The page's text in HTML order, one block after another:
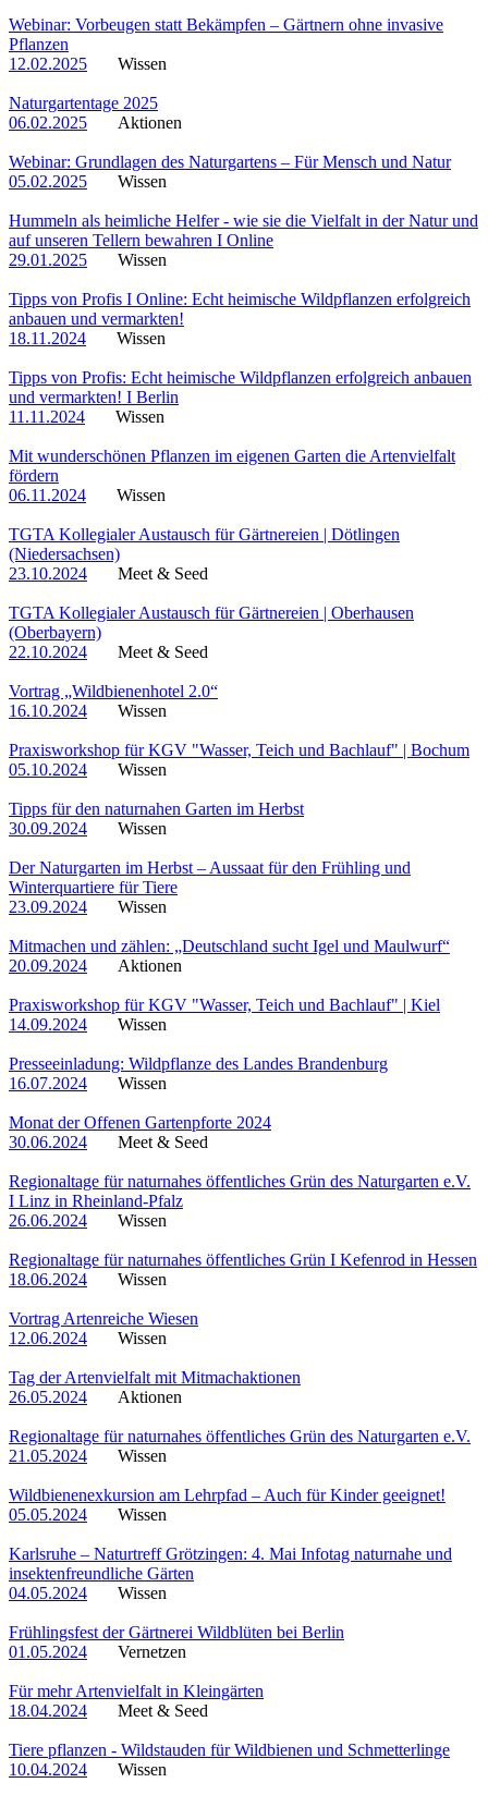
Webinar: Vorbeugen statt Bekämpfen – Gärtnern ohne invasive
Pflanzen
12.02.2025
Wissen
Naturgartentage 2025
06.02.2025
Aktionen
Webinar: Grundlagen des Naturgartens – Für Mensch und Natur
05.02.2025
Wissen
Hummeln als heimliche Helfer - wie sie die Vielfalt in der Natur und
auf unseren Tellern bewahren I Online
29.01.2025
Wissen
Tipps von Profis I Online: Echt heimische Wildpflanzen erfolgreich
anbauen und vermarkten!
18.11.2024
Wissen
Tipps von Profis: Echt heimische Wildpflanzen erfolgreich anbauen
und vermarkten! I Berlin
11.11.2024
Wissen
Mit wunderschönen Pflanzen im eigenen Garten die Artenvielfalt
fördern
06.11.2024
Wissen
TGTA Kollegialer Austausch für Gärtnereien | Dötlingen
(Niedersachsen)
23.10.2024
Meet & Seed
TGTA Kollegialer Austausch für Gärtnereien | Oberhausen
(Oberbayern)
22.10.2024
Meet & Seed
Vortrag „Wildbienenhotel 2.0“
16.10.2024
Wissen
Praxisworkshop für KGV "Wasser, Teich und Bachlauf" | Bochum
05.10.2024
Wissen
Tipps für den naturnahen Garten im Herbst
30.09.2024
Wissen
Der Naturgarten im Herbst – Aussaat für den Frühling und
Winterquartiere für Tiere
23.09.2024
Wissen
Mitmachen und zählen: „Deutschland sucht Igel und Maulwurf“
20.09.2024
Aktionen
Praxisworkshop für KGV "Wasser, Teich und Bachlauf" | Kiel
14.09.2024
Wissen
Presseeinladung: Wildpflanze des Landes Brandenburg
16.07.2024
Wissen
Monat der Offenen Gartenpforte 2024
30.06.2024
Meet & Seed
Regionaltage für naturnahes öffentliches Grün des Naturgarten e.V.
I Linz in Rheinland-Pfalz
26.06.2024
Wissen
Regionaltage für naturnahes öffentliches Grün I Kefenrod in Hessen
18.06.2024
Wissen
Vortrag Artenreiche Wiesen
12.06.2024
Wissen
Tag der Artenvielfalt mit Mitmachaktionen
26.05.2024
Aktionen
Regionaltage für naturnahes öffentliches Grün des Naturgarten e.V.
21.05.2024
Wissen
Wildbienenexkursion am Lehrpfad – Auch für Kinder geeignet!
05.05.2024
Wissen
Karlsruhe – Naturtreff Grötzingen: 4. Mai Infotag naturnahe und
insektenfreundliche Gärten
04.05.2024
Wissen
Frühlingsfest der Gärtnerei Wildblüten bei Berlin
01.05.2024
Vernetzen
Für mehr Artenvielfalt in Kleingärten
18.04.2024
Meet & Seed
Tiere pflanzen - Wildstauden für Wildbienen und Schmetterlinge
10.04.2024
Wissen